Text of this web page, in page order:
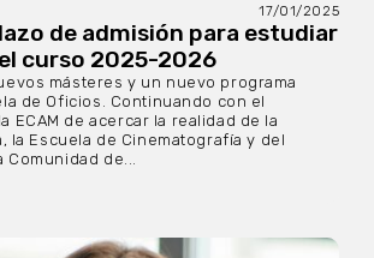
17/01/2025
de admisión para estudiar
el curso 2025-2026
másteres y un nuevo programa
de Oficios. Continuando con el
ECAM de acercar la realidad de la
la Escuela de Cinematografía y del
de...